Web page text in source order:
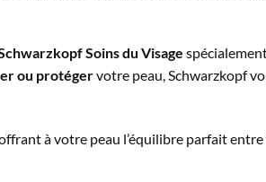
Soins du Visage
ou protégervotre peau, Schwarzkopf
à votre peau l’équilibre parfait entre